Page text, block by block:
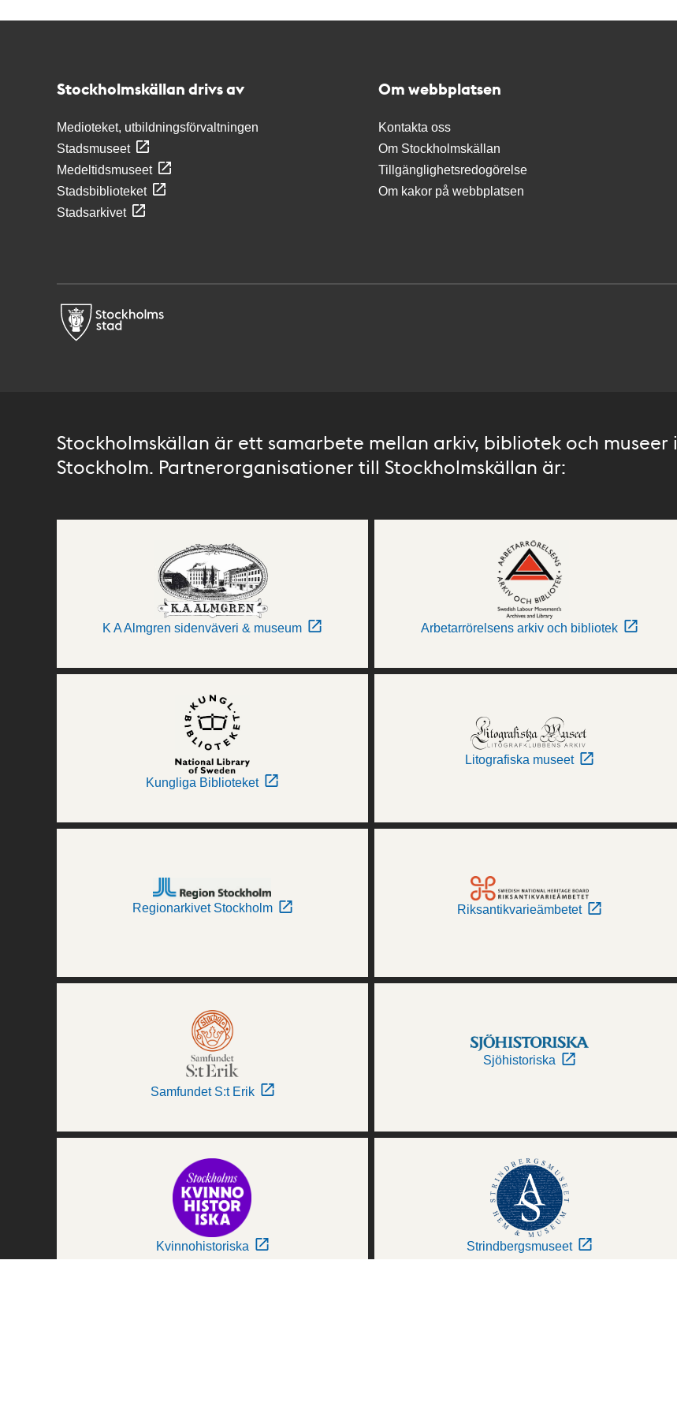
Stockholmskällan drivs av
Medioteket, utbildningsförvaltningen
Stadsmuseet
Medeltidsmuseet
Stadsbiblioteket
Stadsarkivet
Om webbplatsen
Kontakta oss
Om Stockholmskällan
Tillgänglighetsredogörelse
Om kakor på webbplatsen
Stockholmskällan är ett samarbete mellan arkiv, bibliotek och museer i
Stockholm. Partnerorganisationer till Stockholmskällan är:
K A Almgren sidenväveri & museum Arbetarrörelsens arkiv och bibliotek
Kungliga Biblioteket
Litografiska museet
Regionarkivet Stockholm Riksantikvarieämbetet
Samfundet S:t Erik
Sjöhistoriska
Kvinnohistoriska Strindbergsmuseet